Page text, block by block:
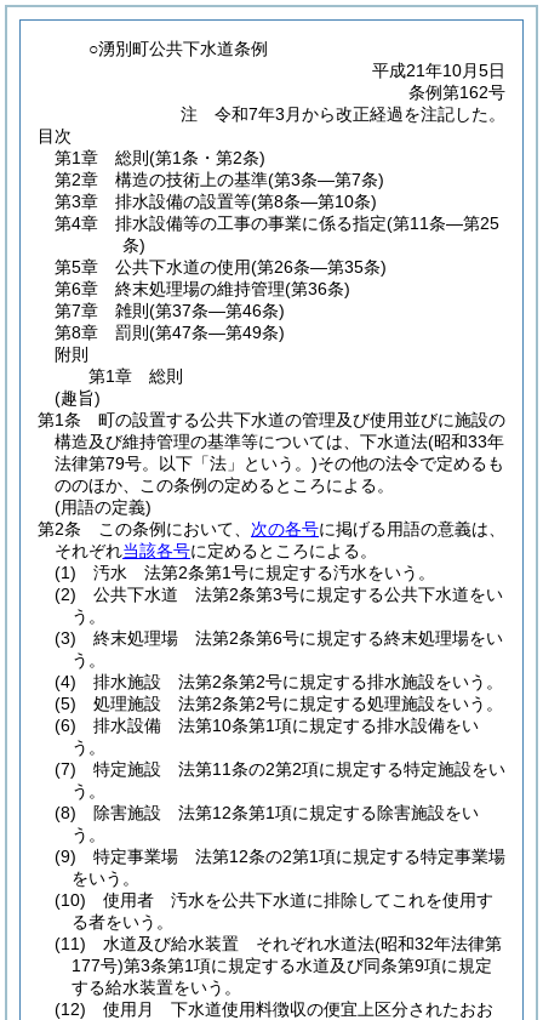
○湧別町公共下水道条例
平成21年10月5日
条例第162号
注 令和7年3月から改正経過を注記した。
目次
第1章
総則 (第1条・第2条)
第2章
構造の技術上の基準(第3条―第7条)
第3章
排水設備の設置等(第8条―第10条)
第4章
排水設備等の工事の事業に係る指定(第11条―第25
条)
第5章
公共下水道の使用(第26条―第35条)
第6章
終末処理場の維持管理(第36条)
第7章
雑則 (第37条―第46条)
第8章
罰則 (第47条―第49条)
附則
第1章
総則
(趣旨)
第1条
町の設置する公共下水道の管理及び使用並びに施設の
構造及び維持管理の基準等については、下水道法(昭和33年
法律第79号。以下「法」という。)その他の法令で定めるも
ののほか、この条例の定めるところによる。
(用語の定義)
第2条
この条例において、 次の各号に掲げる用語の意義は、
それぞれ当該各号に定めるところによる。
(1)
汚水 法第2条第1号に規定する汚水をいう。
(2)
公共下水道 法第2条第3号に規定する公共下水道をい
う。
(3)
終末処理場 法第2条第6号に規定する終末処理場をい
う。
(4)
排水施設 法第2条第2号に規定する排水施設をいう。
(5)
処理施設 法第2条第2号に規定する処理施設をいう。
(6)
排水設備 法第10条第1項に規定する排水設備をい
う。
(7)
特定施設 法第11条の2第2項に規定する特定施設をい
う。
(8)
除害施設 法第12条第1項に規定する除害施設をい
う。
(9)
特定事業場 法第12条の2第1項に規定する特定事業場
をいう。
(10)
使用者 汚水を公共下水道に排除してこれを使用す
る者をいう。
(11)
水道及び給水装置 それぞれ水道法(昭和32年法律第
177号)第3条第1項に規定する水道及び同条第9項に規定
する給水装置をいう。
(12)
使用月 下水道使用料徴収の便宜上区分されたおお